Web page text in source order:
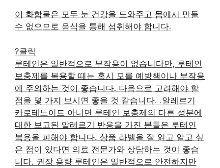
이 화합물은 모두 눈 건강을 도와주고 몸에서 만들
수 없으므로 음식을 통해 섭취해야 합니다.
?클릭
루테인은 일반적으로 부작용이 없습니다만, 루테인
보충제를 복용할 때는 혹시 모를 예방책이나 부작용
에 주의하는 것이 좋습니다. 다음으로 고려해야 할
점을 몇 가지 보시면 좋을 것 같습니다. .알레르기
카로테노이드 아니면 루테인 보충제의 다른 성분에
대한 보고된 알레르기 반응을 가진 분들은 루테인
복용을 피해야 합니다. 상품 라벨을 잘 읽고 알고 싶
은 점이 있다면 의료 전문가와 상담하는 것이 좋습
니다. 권장 용량 루테인은 일반적으로 안전하지만